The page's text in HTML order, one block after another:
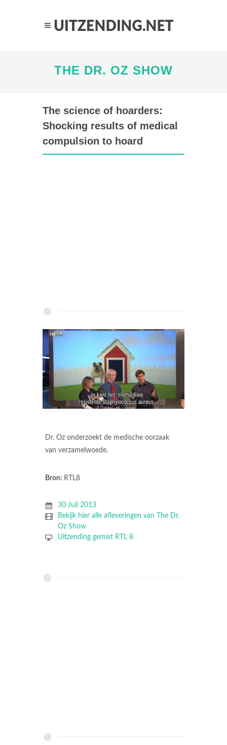
THE DR. OZ SHOW
The science of hoarders:
Shocking results of medical
compulsion to hoard
Dr. Oz onderzoekt de medische oorzaak
van verzamelwoede.
Bron: RTL8
30 Juli 2013
Bekijk hier alle afleveringen van The Dr.
Oz Show
Uitzending gemist RTL 8